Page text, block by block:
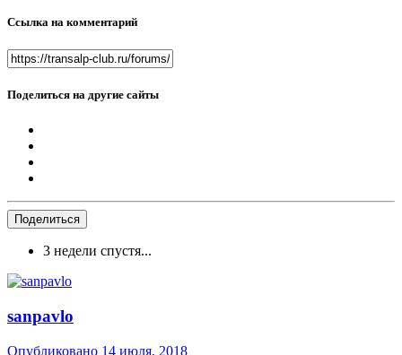
Ссылка на комментарий
Поделиться на другие сайты
Поделиться
3 недели спустя...
sanpavlo
Опубликовано 14 июля, 2018